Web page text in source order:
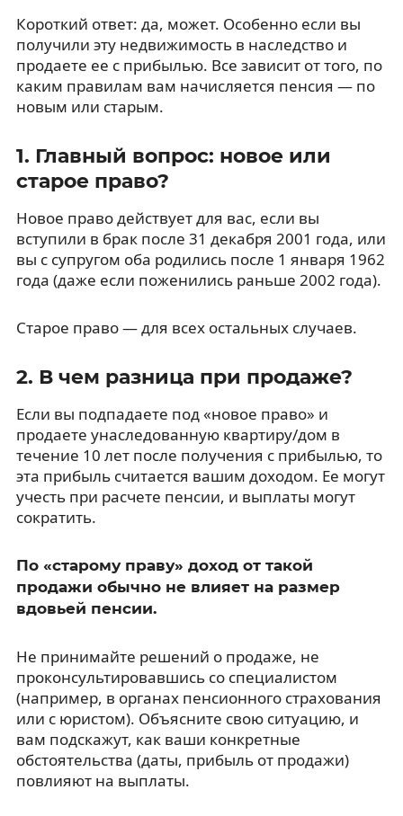
Короткий ответ: да, может. Особенно если вы
получили эту недвижимость в наследство и
продаете ее с прибылью. Все зависит от того, по
каким правилам вам начисляется пенсия — по
новым или старым.
1. Главный вопрос: новое или
старое право?
Новое право действует для вас, если вы
вступили в брак после 31 декабря 2001 года, или
вы с супругом оба родились после 1 января 1962
года (даже если поженились раньше 2002 года).
Старое право — для всех остальных случаев.
2. В чем разница при продаже?
Если вы подпадаете под «новое право» и
продаете унаследованную квартиру/дом в
течение 10 лет после получения с прибылью, то
эта прибыль считается вашим доходом. Ее могут
учесть при расчете пенсии, и выплаты могут
сократить.
По «старому праву» доход от такой
продажи обычно не влияет на размер
вдовьей пенсии.
Не принимайте решений о продаже, не
проконсультировавшись со специалистом
(например, в органах пенсионного страхования
или с юристом). Объясните свою ситуацию, и
вам подскажут, как ваши конкретные
обстоятельства (даты, прибыль от продажи)
повлияют на выплаты.